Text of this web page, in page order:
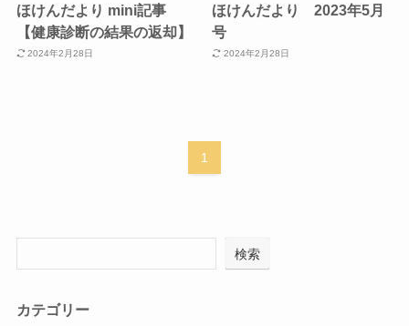
ほけんだより mini記事
【健康診断の結果の返却】
2024年2月28日
ほけんだより 2023年5月
号
2024年2月28日
1
検索
カテゴリー